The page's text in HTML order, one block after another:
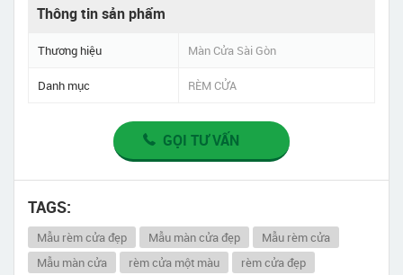
Thông tin sản phẩm
Thương hiệu Màn Cửa Sài Gòn
Danh mục RÈM CỬA
GỌI TƯ VẤN
TAGS:
Mẫu rèm cửa đẹp Mẫu màn cửa đẹp
Mẫu rèm cửa
Mẫu màn cửa
rèm cửa một màu
rèm cửa đẹp